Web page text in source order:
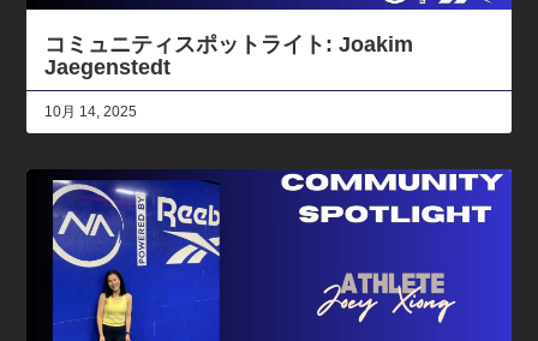
コミュニティスポットライト: Joakim
Jaegenstedt
10月 14, 2025